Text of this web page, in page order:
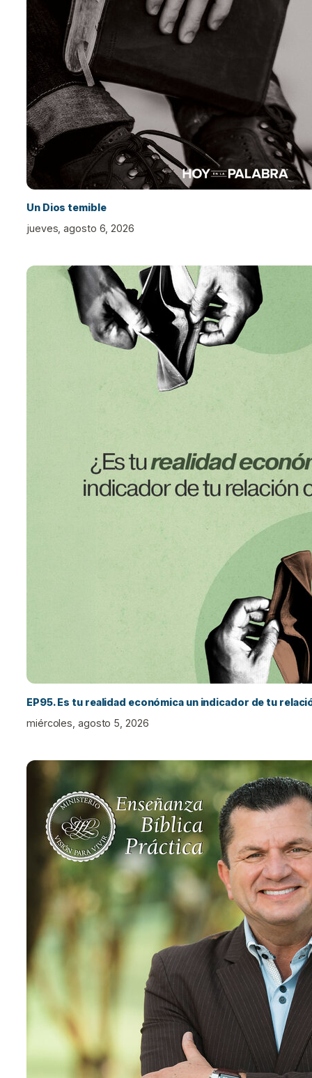
Un Dios temible
jueves, agosto 6, 2026
EP95. Es tu realidad económica un indicador de tu
miércoles, agosto 5, 2026